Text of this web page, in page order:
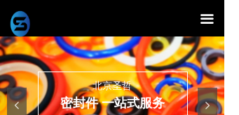
끀
北京圣哲
密封件 一站式服务
넳 넲